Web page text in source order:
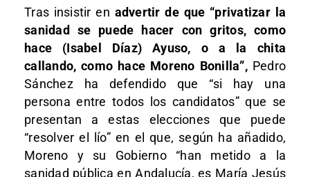
Tras insistir en advertir de que “privatizar la
sanidad se puede hacer con gritos, como
hace (Isabel Díaz) Ayuso, o a la chita
callando, como hace Moreno Bonilla”,Pedro
Sánchez ha defendido que “si hay una
persona entre todos los candidatos” que se
presentan a estas elecciones que puede
“resolver el lío” en el que, según ha añadido,
Moreno y su Gobierno “han metido a la
sanidad pública en Andalucía, es María Jesús